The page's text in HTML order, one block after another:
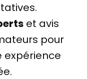
et avis
pour
expérience